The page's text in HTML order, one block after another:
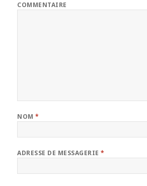
COMMENTAIRE
NOM*
ADRESSE DE MESSAGERIE*